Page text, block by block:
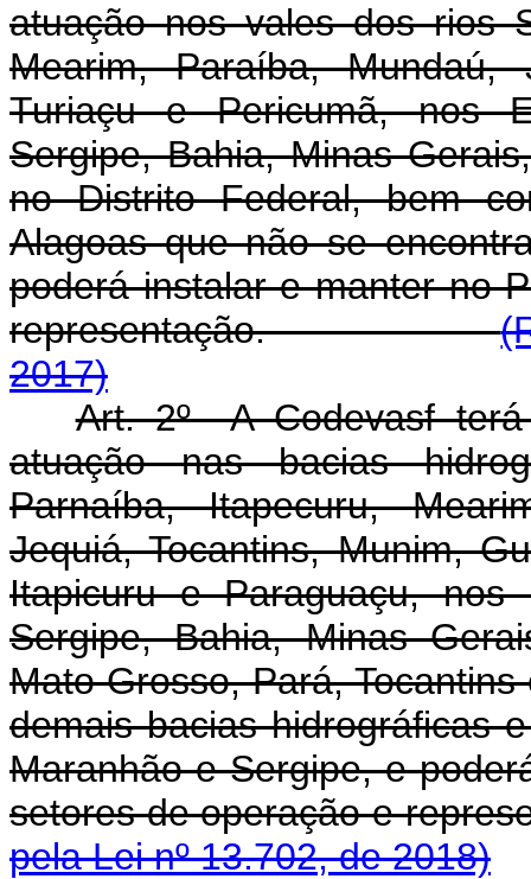
atuação nos vales dos rios
Mearim, Paraíba, Mundaú,
Turiaçu e Pericumã, nos
Sergipe, Bahia, Minas
no Distrito Federal, bem
Alagoas que não se
poderá instalar e manter no
representação.
2017)
Art. 2º A Codevasf
atuação nas bacias
Parnaíba, Itapecuru,
Jequiá, Tocantins, Munim,
Itapicuru e Paraguaçu, nos
Sergipe, Bahia, Minas
Mato Grosso, Pará,
demais bacias hidrográficas
Maranhão e Sergipe, e
setores de operação e
pela Lei nº 13.702, de 2018)